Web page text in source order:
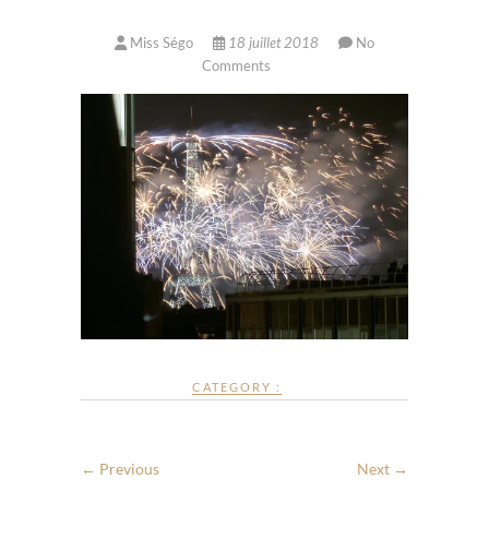
Miss Ségo 18 juillet 2018
No
Comments
CATEGORY :
← Previous Next →